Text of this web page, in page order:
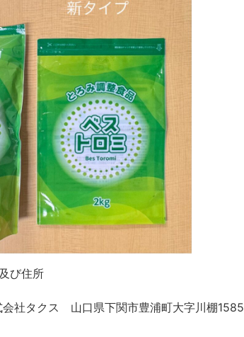
び住所
社タクス 山口県下関市豊浦町大字川棚1585